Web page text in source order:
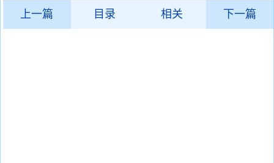
上一篇 目录 相关 下一篇